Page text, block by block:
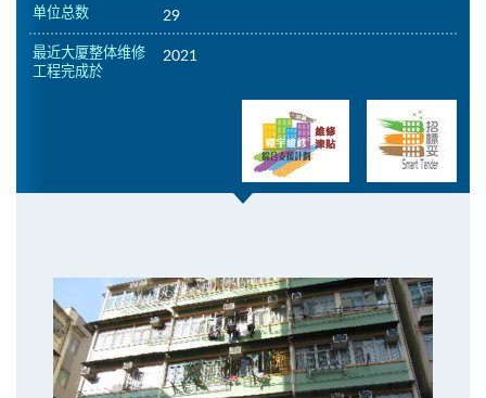
单位总数 29
最近大厦整体维修
工程完成於
2021